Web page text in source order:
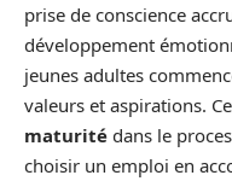
prise de conscience
développement
jeunes adultes
valeurs et aspirations.
maturité dans le
choisir un emploi en